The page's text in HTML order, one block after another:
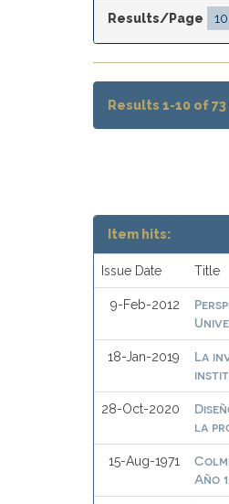
Results/Page
Results 1-10 of
Item hits:
Issue Date Title
9-Feb-2012
18-Jan-2019
La
28-Oct-2020
la
15-Aug-1971
Año